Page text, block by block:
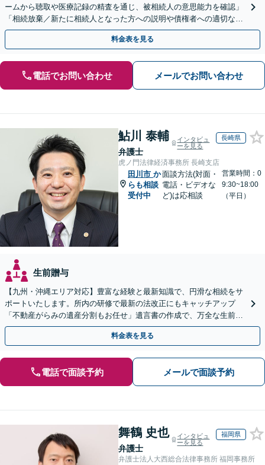
ームから聴取や医療記録の精査を通じ、被相続人の意思能力を確認」
「相続放棄／新たに相続人となった方への説明や債権者への適切な対
応まで、きめ細やかにサポート」【休日・夜間相談可】
料金表を見る
電話でお問い合わせ メールでお問い合わせ
鮎川 泰輔
弁護士
インタビュ
ーを見る
長崎県
虎ノ門法律経済事務所 長崎支店
田川市 か
らも相談
受付中
面談方法(対面・
電話・ビデオな
ど)は応相談
営業時間：0
9:30~18:00
（平日）
生前贈与
【九州・沖縄エリア対応】豊富な経験と最新知識で、円滑な相続をサ
ポートいたします。所内の研修で最新の法改正にもキャッチアップ
「不動産がらみの遺産分割もお任せ」遺言書の作成で、万全な生前対
策をおこないましょう【夜間・休日面談可】
料金表を見る
電話で面談予約 メールで面談予約
舞鶴 史也
弁護士
インタビュ
ーを見る
福岡県
弁護士法人大西総合法律事務所 福岡事務所